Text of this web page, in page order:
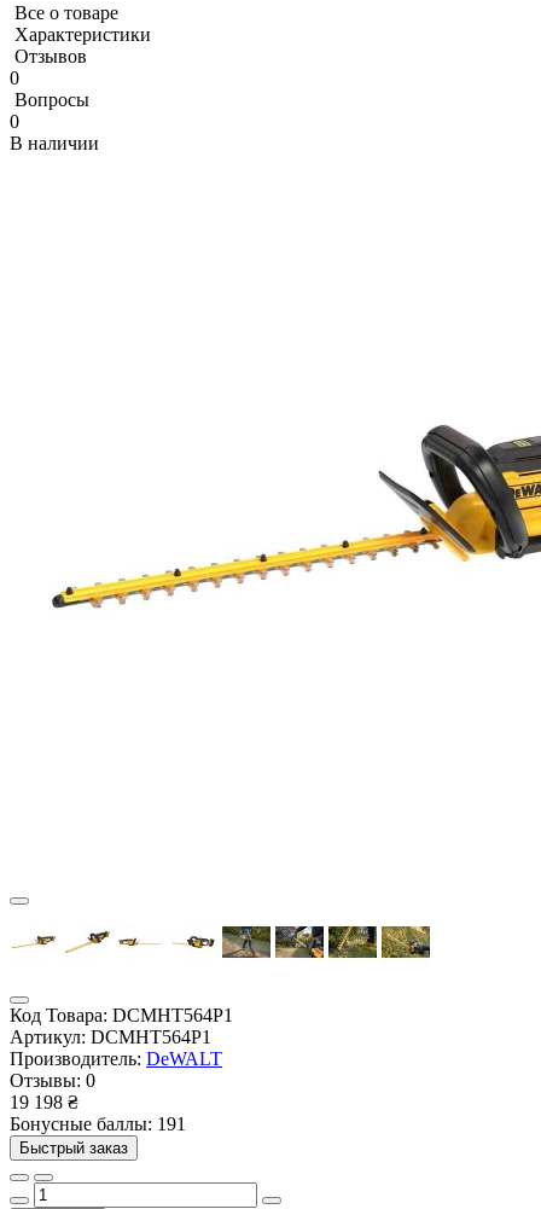
Все о товаре
Характеристики
Отзывов
0
Вопросы
0
В наличии
Код Товара: DCMHT564P1
Артикул: DCMHT564P1
Производитель: DeWALT
Отзывы: 0
19 198 ₴
Бонусные баллы: 191
Быстрый заказ